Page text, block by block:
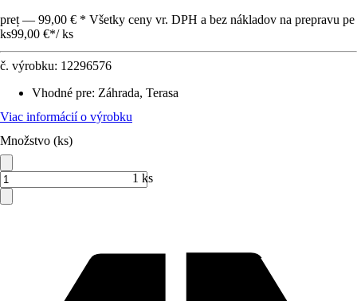
preț — 99,00 € * Všetky ceny vr. DPH a bez nákladov na prepravu pe
ks99,00 €*/ ks
č. výrobku: 12296576
Vhodné pre: Záhrada, Terasa
Viac informácií o výrobku
Množstvo (ks)
1 ks